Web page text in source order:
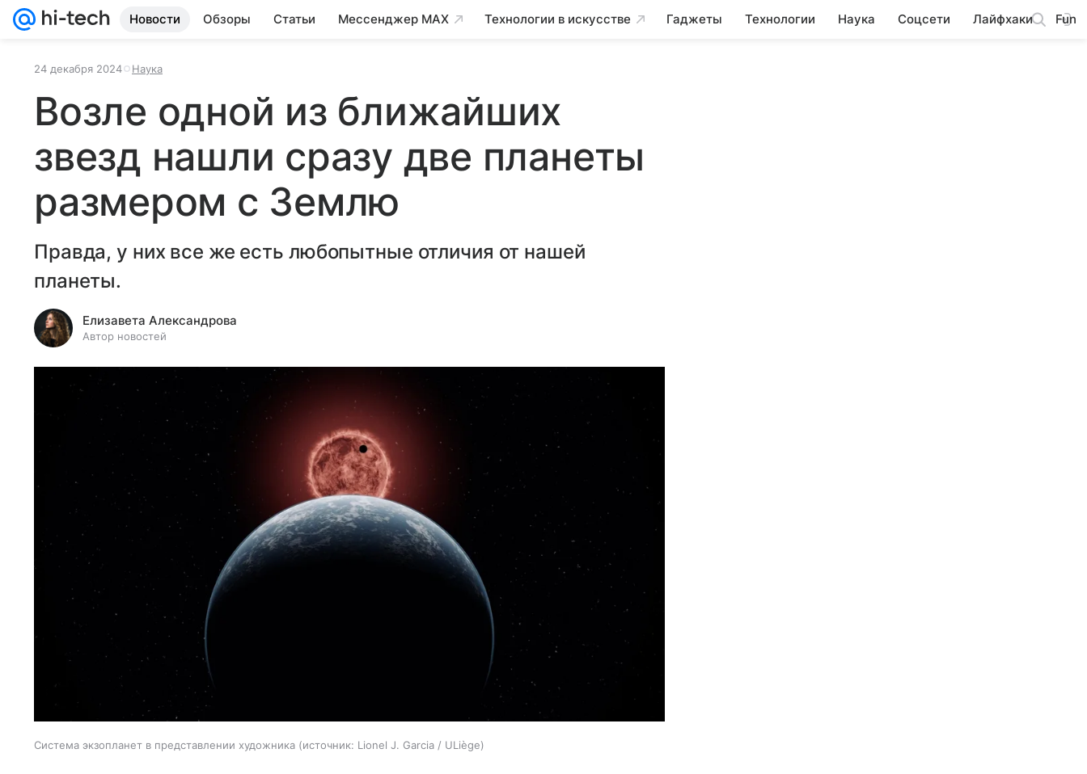
Новости Обзоры Статьи Мессенджер MAX Технологии в искусстве Гаджеты Технологии Наука Соцсети Лайфхаки Fun
24 декабря 2024 Наука
Возле одной из ближайших
звезд нашли сразу две планеты
размером с Землю
Правда, у них все же есть любопытные отличия от нашей
планеты.
Елизавета Александрова
Автор новостей
Система экзопланет в представлении художника источник: Lionel J. Garcia / ULiège